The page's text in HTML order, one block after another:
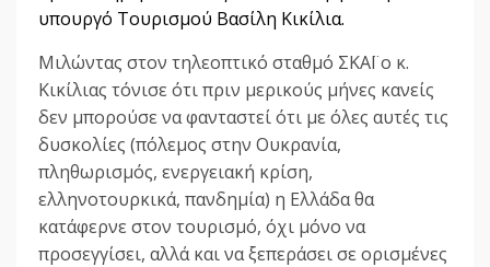
υπουργό Τουρισμού Βασίλη Κικίλια.
Μιλώντας στον τηλεοπτικό σταθμό ΣΚΑΪ ο κ.
Κικίλιας τόνισε ότι πριν μερικούς μήνες κανείς
δεν μπορούσε να φανταστεί ότι με όλες αυτές τις
δυσκολίες (πόλεμος στην Ουκρανία,
πληθωρισμός, ενεργειακή κρίση,
ελληνοτουρκικά, πανδημία) η Ελλάδα θα
κατάφερνε στον τουρισμό, όχι μόνο να
προσεγγίσει, αλλά και να ξεπεράσει σε ορισμένες